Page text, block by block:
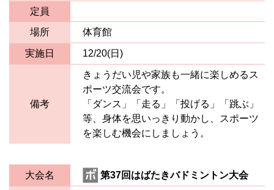
定員
場所
体育館
実施日 12/20(日)
備考
きょうだい児や家族も一緒に楽しめるス
ポーツ交流会です。
「ダンス」「走る」「投げる」「跳ぶ」
等、身体を思いっきり動かし、スポーツ
を楽しむ機会にしましょう。
大会名 第37回はばたきバドミントン大会